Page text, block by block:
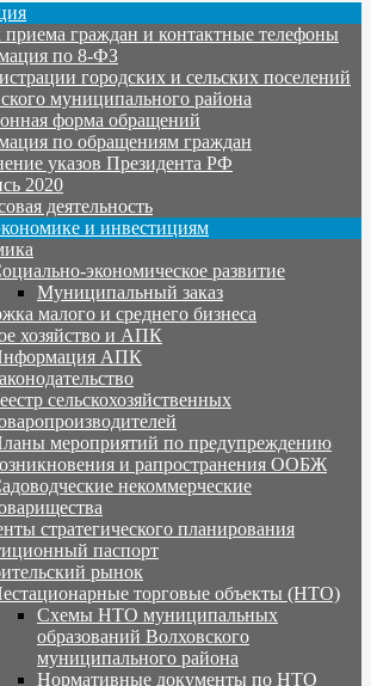
приема граждан и контактные телефоны
по 8-ФЗ
городских и сельских поселений
муниципального района
форма обращений
по обращениям граждан
указов Президента РФ
2020
деятельность
и инвестициям
экономическое развитие
Муниципальный заказ
малого и среднего бизнеса
хозяйство и АПК
АПК
сельскохозяйственных
мероприятий по предупреждению
и рапространения ООБЖ
некоммерческие
стратегического планирования
паспорт
рынок
торговые объекты (НТО)
Схемы НТО муниципальных
образований Волховского
муниципального района
Нормативные документы по НТО